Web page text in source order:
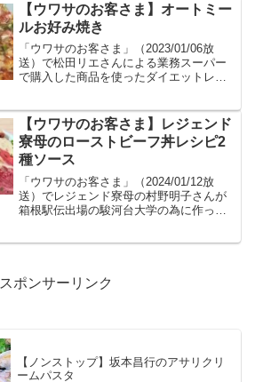
【ウワサのお客さま】オートミー
ルお好み焼き
「ウワサのお客さま」（2023/01/06放
送）で松田リエさんによる業務スーパー
で購入した商品を使ったダイエットレシ
【ウワサのお客さま】レジェンド
寮母のローストビーフ丼レシピ2
種ソース
「ウワサのお客さま」（2024/01/12放
送）でレジェンド寮母の村野明子さんが
箱根駅伝出場の駿河台大学の為に作った
スポンサーリンク
【ノンストップ】坂本昌行のアサリクリ
ームパスタ